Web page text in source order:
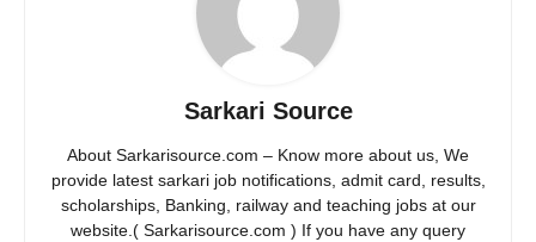
Sarkari Source
About Sarkarisource.com – Know more about us, We
provide latest sarkari job notifications, admit card, results,
scholarships, Banking, railway and teaching jobs at our
website.( Sarkarisource.com ) If you have any query